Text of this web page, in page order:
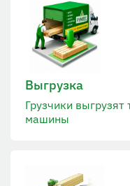
Выгрузка
Грузчики
машины